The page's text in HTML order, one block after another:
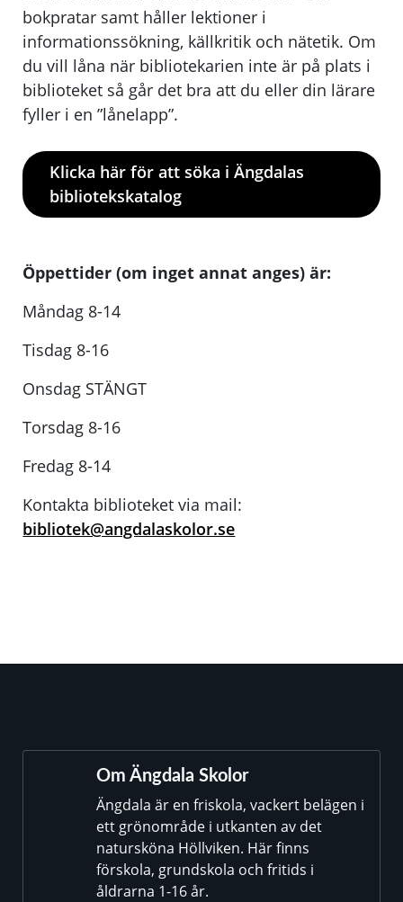
bokpratar samt håller lektioner i
informationssökning, källkritik och nätetik. Om
du vill låna när bibliotekarien inte är på plats i
biblioteket så går det bra att du eller din lärare
fyller i en ”lånelapp”.
Klicka här för att söka i Ängdalas
bibliotekskatalog
Öppettider (om inget annat anges) är:
Måndag 8-14
Tisdag 8-16
Onsdag STÄNGT
Torsdag 8-16
Fredag 8-14
Kontakta biblioteket via mail:
bibliotek@angdalaskolor.se
Om Ängdala Skolor
Ängdala är en friskola, vackert belägen i
ett grönområde i utkanten av det
natursköna Höllviken. Här finns
förskola, grundskola och fritids i
åldrarna 1-16 år.